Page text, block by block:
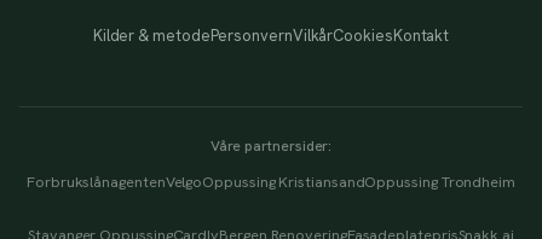
Kilder & metodePersonvernVilkårCookiesKontakt
Våre partnersider:
ForbrukslånagentenVelgoOppussing KristiansandOppussing Trondheim
Stavanger OppussingCardlyBergen RenoveringFasadeplateprisSnakk.ai